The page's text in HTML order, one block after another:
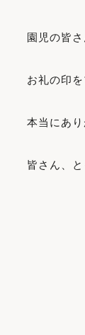
園児の皆
お礼の印
本当にあ
皆さん、